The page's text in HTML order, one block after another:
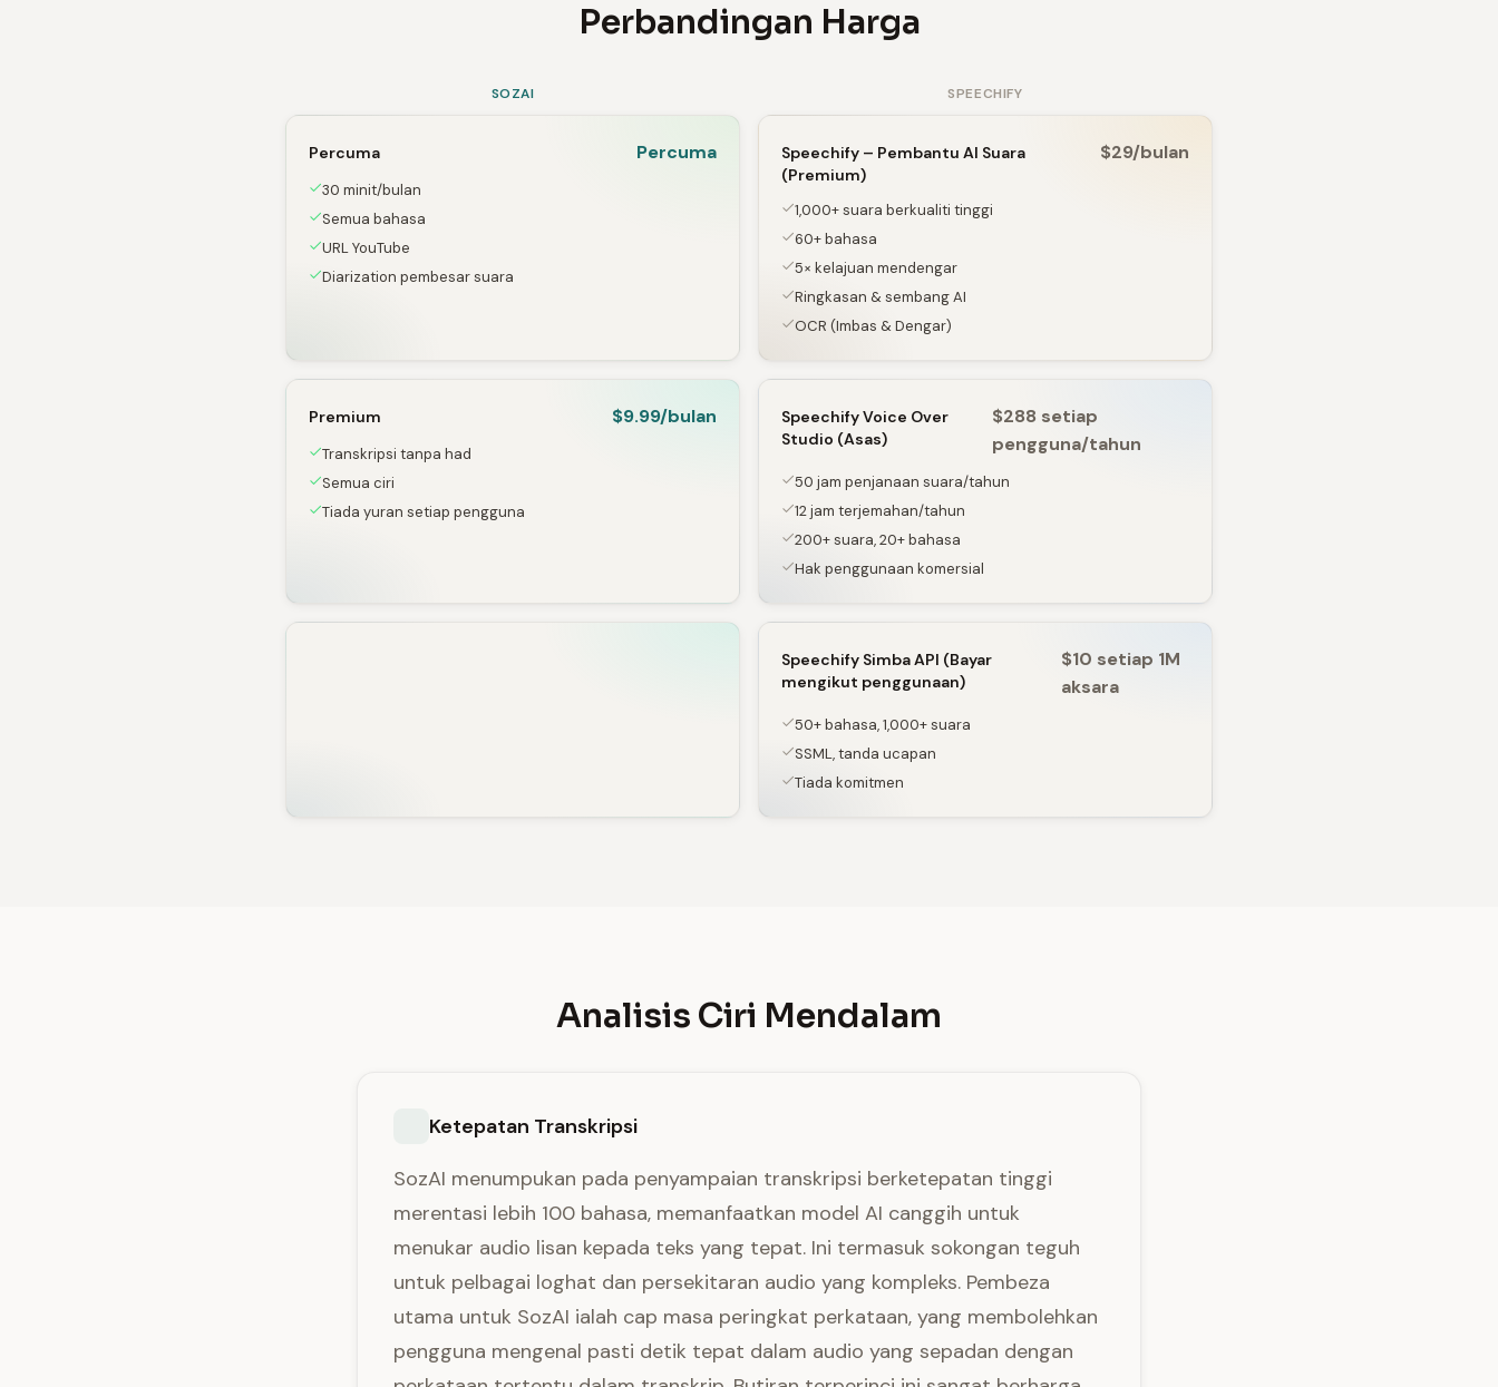
Perbandingan Harga
SOZAI SPEECHIFY
Percuma Percuma
30 minit/bulan
Semua bahasa
URL YouTube
Diarization pembesar suara
Speechify – Pembantu AI Suara
(Premium)
$29/bulan
1,000+ suara berkualiti tinggi
60+ bahasa
5× kelajuan mendengar
Ringkasan & sembang AI
OCR (Imbas & Dengar)
Premium $9.99/bulan
Transkripsi tanpa had
Semua ciri
Tiada yuran setiap pengguna
Speechify Voice Over
Studio (Asas)
$288 setiap
pengguna/tahun
50 jam penjanaan suara/tahun
12 jam terjemahan/tahun
200+ suara, 20+ bahasa
Hak penggunaan komersial
Speechify Simba API (Bayar
mengikut penggunaan)
$10 setiap 1M
aksara
50+ bahasa, 1,000+ suara
SSML, tanda ucapan
Tiada komitmen
Analisis Ciri Mendalam
Ketepatan Transkripsi
SozAI menumpukan pada penyampaian transkripsi berketepatan tinggi
merentasi lebih 100 bahasa, memanfaatkan model AI canggih untuk
menukar audio lisan kepada teks yang tepat. Ini termasuk sokongan teguh
untuk pelbagai loghat dan persekitaran audio yang kompleks. Pembeza
utama untuk SozAI ialah cap masa peringkat perkataan, yang membolehkan
pengguna mengenal pasti detik tepat dalam audio yang sepadan dengan